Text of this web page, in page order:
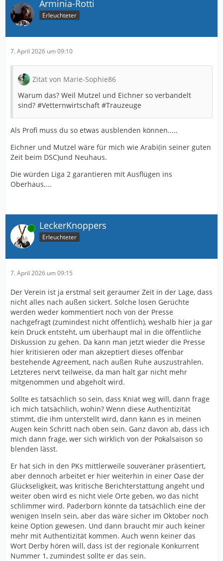
Arminia-Rotti
Erleuchteter
7. April 2026 um 09:10
Zitat von Marie-Sophie86
Warum das? Weil Mutzel und Eichner so verbandelt
sind? #Vetternwirtschaft #Trauzeuge
Als Profi muss du so etwas ausblenden können.....
Eichner und Mutzel wäre für mich wie Arabi(in seiner guten
Zeit beim DSC)und Neuhaus.
Die würden Liga 2 garantieren mit Ausflügen ins
Oberhaus....
Online LeckerKnoppers
Erleuchteter
7. April 2026 um 09:15
Der Verein ist ja erstmal seit geraumer Zeit in der Lage, dass
nicht alles nach außen sickert. Solche losen Gerüchte
werden weder kommentiert noch von der Presse
nachgefragt (zumindest nicht öffentlich), weshalb hier ja gar
kein Druck entsteht, um überhaupt mal in die öffentliche
Diskussion zu gehen. Da kann man jetzt wieder die Presse
hier kritisieren oder man akzeptiert dieses offenbar
bestehende Agreement, nach außen Ruhe auszustrahlen.
Letzteres nervt teilweise, da man halt gar nicht mehr
mitgenommen und abgeholt wird.
Sollte es tatsächlich so sein, dass Kniat weg will, dann frage
ich mich tatsächlich, wohin? Wenn diese Authentizität
stimmt, die ihm unterstellt wird, dann kann es in meinen
Augen kein Schritt nach oben sein. Ganz davon ab, dass ich
mich dann frage, wer sich wirklich von der Pokalsaison so
blenden lässt.
Er hat sich in den PKs mittlerweile souveräner präsentiert,
aber dennoch arbeitet er hier weiterhin in einer Oase der
Glückseligkeit, was kritische Berichterstattung angeht und
weiter oben wird es nicht viele Orte geben, wo das nicht
schlimmer wird. Paderborn könnte da tatsächlich eine der
wenigen Inseln sein, aber das wäre sicher im Oktober noch
keine Option gewesen. Und dann braucht mir auch keiner
mehr mit Authentizität kommen. Auch wenn keiner das
Wort Derby hören will, dass ist der regionale Konkurrent
Nummer 1, zumindest sollte er das sein.